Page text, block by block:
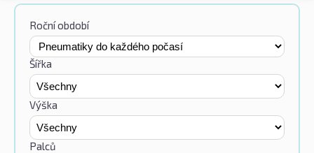
Roční období
Šířka
Výška
Palců